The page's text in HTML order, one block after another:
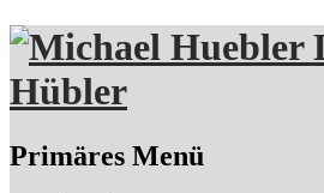
Hübler
Suchen
Primäres Menü